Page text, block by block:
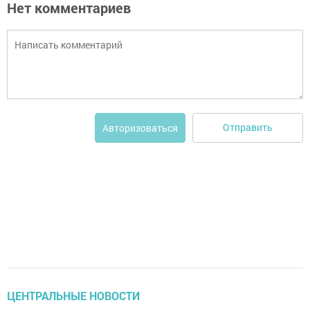
Нет комментариев
Авторизоваться Отправить
ЦЕНТРАЛЬНЫЕ НОВОСТИ